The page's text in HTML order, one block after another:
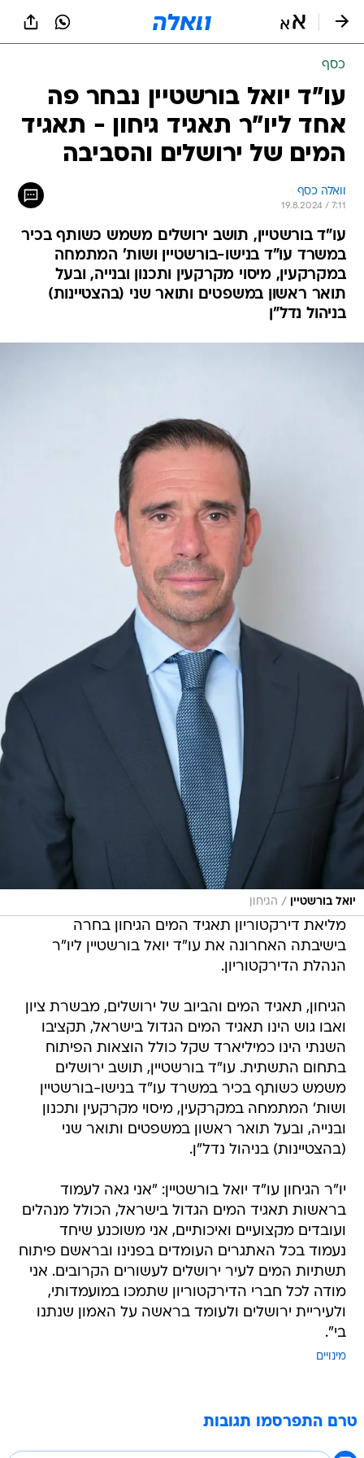
כסף
עו"ד יואל בורשטיין נבחר פה
אחד ליו"ר תאגיד גיחון - תאגיד
המים של ירושלים והסביבה
וואלה כסף
19.8.2024 / 7:11
עו"ד בורשטיין, תושב ירושלים משמש כשותף בכיר
במשרד עו"ד בנישו-בורשטיין ושות' המתמחה
במקרקעין, מיסוי מקרקעין ותכנון ובנייה, ובעל
תואר ראשון במשפטים ותואר שני (בהצטיינות)
בניהול נדל"ן
יואל בורשטיין / הגיחון
מליאת דירקטוריון תאגיד המים הגיחון בחרה
בישיבתה האחרונה את עו"ד יואל בורשטיין ליו"ר
הנהלת הדירקטוריון.
הגיחון, תאגיד המים והביוב של ירושלים, מבשרת ציון
ואבו גוש הינו תאגיד המים הגדול בישראל, תקציבו
השנתי הינו כמיליארד שקל כולל הוצאות הפיתוח
בתחום התשתית. עו"ד בורשטיין, תושב ירושלים
משמש כשותף בכיר במשרד עו"ד בנישו-בורשטיין
ושות' המתמחה במקרקעין, מיסוי מקרקעין ותכנון
ובנייה, ובעל תואר ראשון במשפטים ותואר שני
(בהצטיינות) בניהול נדל"ן.
יו"ר הגיחון עו"ד יואל בורשטיין: "אני גאה לעמוד
בראשות תאגיד המים הגדול בישראל, הכולל מנהלים
ועובדים מקצועיים ואיכותיים, אני משוכנע שיחד
נעמוד בכל האתגרים העומדים בפנינו ובראשם פיתוח
תשתיות המים לעיר ירושלים לעשורים הקרובים. אני
מודה לכל חברי הדירקטוריון שתמכו במועמדותי,
ולעיריית ירושלים ולעומד בראשה על האמון שנתנו
בי".
מינויים
טרם התפרסמו תגובות